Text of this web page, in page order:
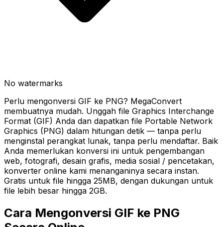
No watermarks
Perlu mengonversi GIF ke PNG? MegaConvert
membuatnya mudah. Unggah file Graphics Interchange
Format (GIF) Anda dan dapatkan file Portable Network
Graphics (PNG) dalam hitungan detik — tanpa perlu
menginstal perangkat lunak, tanpa perlu mendaftar. Baik
Anda memerlukan konversi ini untuk pengembangan
web, fotografi, desain grafis, media sosial / pencetakan,
konverter online kami menanganinya secara instan.
Gratis untuk file hingga 25MB, dengan dukungan untuk
file lebih besar hingga 2GB.
Cara Mengonversi GIF ke PNG